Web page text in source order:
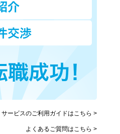
愛知高速交通リニモ
豊橋鉄道東田本線(駅前－運
動公園前)
ゆとりーとライン
サービスのご利用ガイドはこちら >
よくあるご質問はこちら >